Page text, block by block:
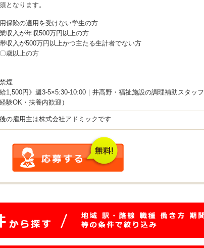
となります。
用保険の適用を受けない学生の方
業収入が年収500万円以上の方
帯収入が500万円以上かつ主たる生計者でない方
〇歳以上の方
煙
給1,500円》週3-5×5:30-10:00｜井高野・福祉施設の調理補助スタッフ
経験OK・扶養内歓迎）
の雇用主は株式会社アドミックです